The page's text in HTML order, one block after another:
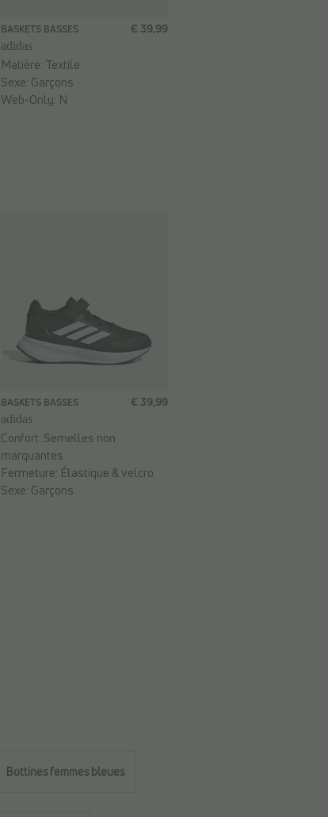
BASKETS BASSES
adidas
€ 39,99
Matière: Textile
Sexe: Garçons
Web-Only: N
BASKETS BASSES
adidas
€ 39,99
Confort: Semelles non
marquantes
Fermeture: Élastique & velcro
Sexe: Garçons
Bottines femmes bleues